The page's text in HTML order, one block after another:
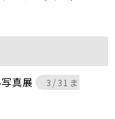
写真展
3/31ま